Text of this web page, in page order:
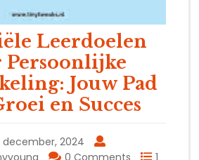
Leerdoelen
Persoonlijke
Jouw Pad
en Succes
december, 2024
0 Comments
1